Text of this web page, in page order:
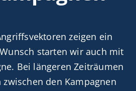
zeigen ein
starten wir auch mit
Bei längeren Zeiträumen
den Kampagnen